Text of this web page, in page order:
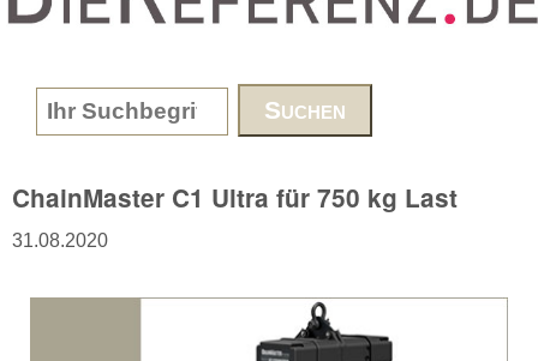
www.DieReferenz.de
Search form
ChainMaster C1 Ultra für 750 kg Last
31.08.2020